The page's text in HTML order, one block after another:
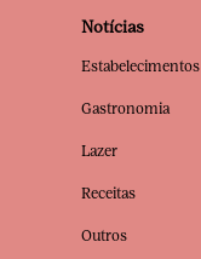
Notícias
Estabelecimentos
Gastronomia
Lazer
Receitas
Outros